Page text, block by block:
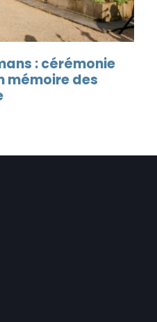
: cérémonie
mémoire des